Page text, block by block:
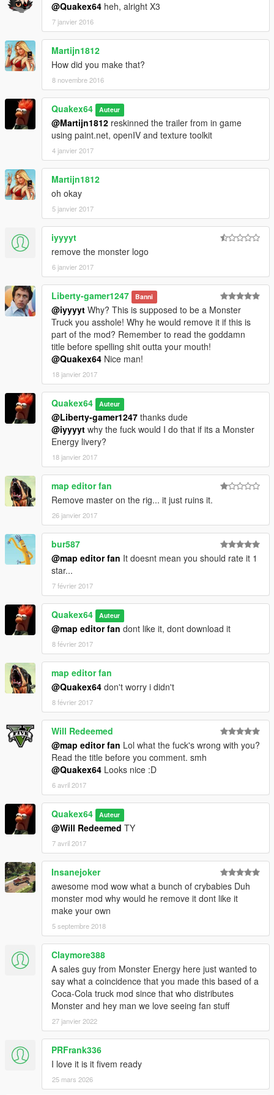
@Quakex64 heh, alright X3
7 janvier 2016
Martijn1812
How did you make that?
8 novembre 2016
Quakex64 Auteur
@Martijn1812 reskinned the trailer from in game
using paint.net, openIV and texture toolkit
4 janvier 2017
Martijn1812
oh okay
5 janvier 2017
iyyyyt
remove the monster logo
6 janvier 2017
Liberty-gamer1247 Banni
@iyyyyt Why? This is supposed to be a Monster
Truck you asshole! Why he would remove it if this is
part of the mod? Remember to read the goddamn
title before spelling shit outta your mouth!
@Quakex64 Nice man!
18 janvier 2017
Quakex64 Auteur
@Liberty-gamer1247 thanks dude
@iyyyyt why the fuck would I do that if its a Monster
Energy livery?
18 janvier 2017
map editor fan
Remove master on the rig... it just ruins it.
26 janvier 2017
bur587
@map editor fan It doesnt mean you should rate it 1
star...
7 février 2017
Quakex64 Auteur
@map editor fan dont like it, dont download it
8 février 2017
map editor fan
@Quakex64 don't worry i didn't
8 février 2017
Will Redeemed
@map editor fan Lol what the fuck's wrong with you?
Read the title before you comment. smh
@Quakex64 Looks nice :D
6 avril 2017
Quakex64 Auteur
@Will Redeemed TY
7 avril 2017
Insanejoker
awesome mod wow what a bunch of crybabies Duh
monster mod why would he remove it dont like it
make your own
5 septembre 2018
Claymore388
A sales guy from Monster Energy here just wanted to
say what a coincidence that you made this based of a
Coca-Cola truck mod since that who distributes
Monster and hey man we love seeing fan stuff
27 janvier 2022
PRFrank336
I love it is it fivem ready
25 mars 2026